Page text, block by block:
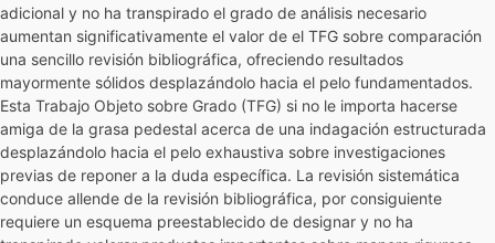
adicional y no ha transpirado el grado de análisis necesario
aumentan significativamente el valor de el TFG sobre comparación
una sencillo revisión bibliográfica, ofreciendo resultados
mayormente sólidos desplazándolo hacia el pelo fundamentados.
Esta Trabajo Objeto sobre Grado (TFG) si no le importa hacerse
amiga de la grasa pedestal acerca de una indagación estructurada
desplazándolo hacia el pelo exhaustiva sobre investigaciones
previas de reponer a la duda específica. La revisión sistemática
conduce allende de la revisión bibliográfica, por consiguiente
requiere un esquema preestablecido de designar y no ha